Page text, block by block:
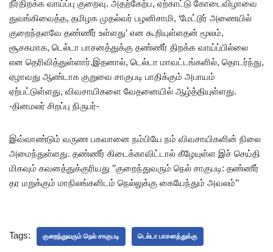
நீர்திறக்க வாய்ப்பு குறைவு. அதற்கேற்ப, ஏற்காட்டு கோடைவிழாவை
துவங்கிவைத்த, தமிழக முதல்வர் பழனிசாமி, ‘மேட்டூர் அணையில்
குறைந்தளவே தண்ணீர் உள்ளது’ என கூறியுள்ளதன் மூலம்,
சூசகமாக, டெல்டா பாசனத்துக்கு தண்ணீர் திறக்க வாய்ப்பில்லை
என தெரிவித்துள்ளார்.இதனால், டெல்டா மாவட்டங்களில், தொடர்ந்து,
ஏழாவது ஆண்டாக குறுவை சாகுபடி பாதிக்கும் அபாயம்
ஏற்பட்டுள்ளது, விவசாயிகளை வேதனையில் ஆழ்த்தியுள்ளது.
-தினமலர் சிறப்பு நிருபர்-
இவ்வாண்டும் வருண பகவானை நம்பியே நம் விவசாயிகளின் நிலை
அமைந்துள்ளது. தண்ணீர் கிடைக்காவிட்டால் கீழேயுள்ள இச் செய்தி
மிகவும் கவனத்துக்குரியது ’’குறைந்துவரும் நெல் சாகுபடி: தண்ணீர்
தர மறுக்கும் மாநிலங்களிடம் நெல்லுக்கு கையேந்தும் அவலம்’’
Tags: குறைந்துவரும் நெல் சாகுபடி டெல்டா பாசனத்துக்கு